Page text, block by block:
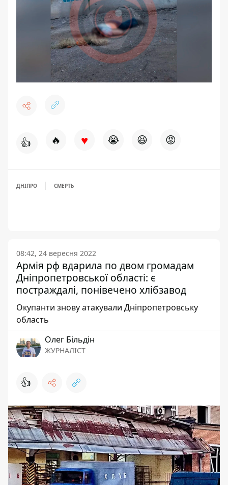
👍 🔥 ♥ 😭 😆 😡
ДНІПРО СМЕРТЬ
08:42, 24 вересня 2022
Армія рф вдарила по двом громадам
Дніпропетровської області: є
постраждалі, понівечено хлібзавод
Окупанти знову атакували Дніпропетровську
область
Олег Більдін
ЖУРНАЛІСТ
👍